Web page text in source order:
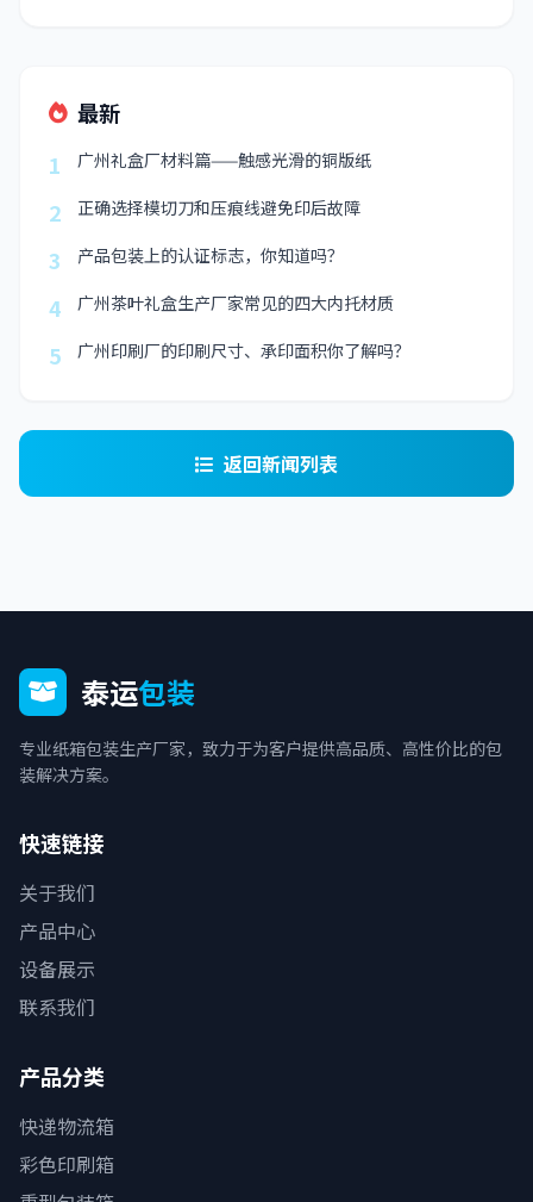
最新
1
广州礼盒厂材料篇——触感光滑的铜版纸
2 正确选择模切刀和压痕线避免印后故障
3 产品包装上的认证标志，你知道吗？
4 广州茶叶礼盒生产厂家常见的四大内托材质
5 广州印刷厂的印刷尺寸、承印面积你了解吗？
返回新闻列表
泰运包装
专业纸箱包装生产厂家，致力于为客户提供高品质、高性价比的包
装解决方案。
快速链接
关于我们
产品中心
设备展示
联系我们
产品分类
快递物流箱
彩色印刷箱